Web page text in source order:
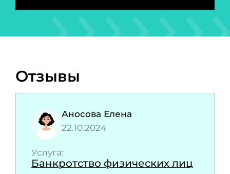
Отзывы
Аносова Елена
22.10.2024
Услуга:
Банкротство физических лиц